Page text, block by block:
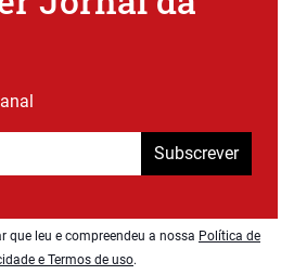
Subscrever
que leu e compreendeu a nossa Política de
e Termos de uso.